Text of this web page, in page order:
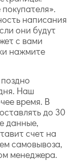
написания
они будут
с вами
нажмите
Наш
время. В
до 30
данные,
счет на
самовывоза,
менеджера.